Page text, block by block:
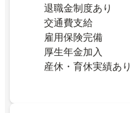
退職金制度あり
交通費支給
雇用保険完備
厚生年金加入
産休・育休実績あり